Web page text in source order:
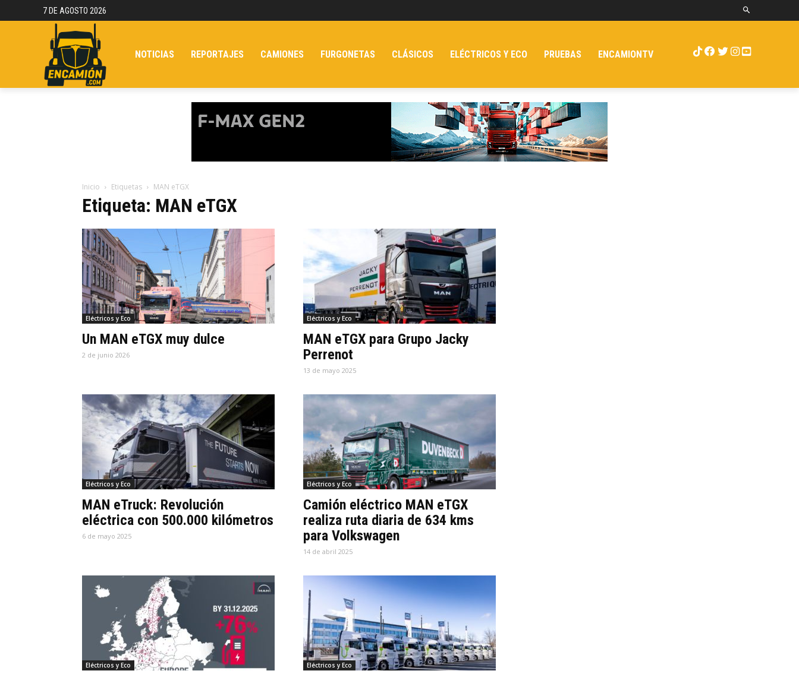
7 DE AGOSTO 2026
NOTICIAS REPORTAJES CAMIONES FURGONETAS CLÁSICOS ELÉCTRICOS Y ECO PRUEBAS ENCAMIONTV
Inicio Etiquetas MAN eTGX
Etiqueta: MAN eTGX
Eléctricos y Eco
Un MAN eTGX muy dulce
2 de junio 2026
Eléctricos y Eco
MAN eTGX para Grupo Jacky
Perrenot
13 de mayo 2025
Eléctricos y Eco
MAN eTruck: Revolución
eléctrica con 500.000 kilómetros
6 de mayo 2025
Eléctricos y Eco
Camión eléctrico MAN eTGX
realiza ruta diaria de 634 kms
para Volkswagen
14 de abril 2025
Eléctricos y Eco Eléctricos y Eco